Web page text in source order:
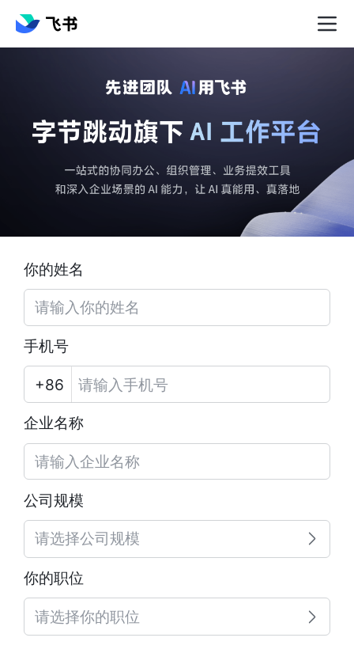
你的姓名
手机号
企业名称
公司规模
请选择公司规模
你的职位
请选择你的职位